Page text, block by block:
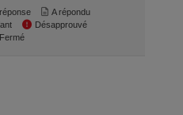
A répondu
Désapprouvé
Fermé